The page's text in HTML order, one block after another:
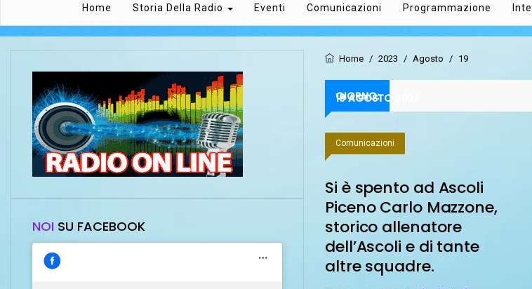
Home Storia Della Radio Eventi Comunicazioni Programmazione
Home / 2023 / Agosto / 19
GIORNO:
19 AGOSTO 2023
Comunicazioni
Si è spento ad Ascoli
Piceno Carlo Mazzone,
storico allenatore
dell’Ascoli e di tante
altre squadre.
NOI SU FACEBOOK